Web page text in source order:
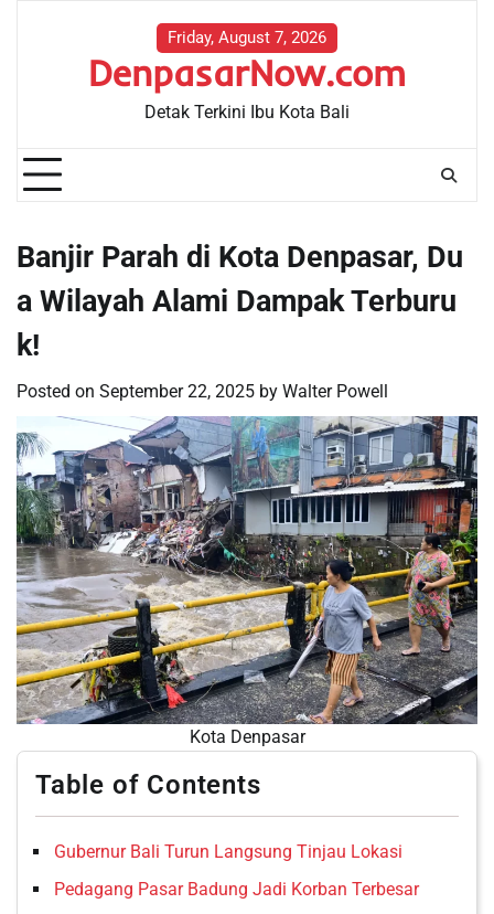
Friday, August 7, 2026
DenpasarNow.com
Detak Terkini Ibu Kota Bali
Banjir Parah di Kota Denpasar, Du
a Wilayah Alami Dampak Terburu
k!
Posted on September 22, 2025 by Walter Powell
Kota Denpasar
Table of Contents
Gubernur Bali Turun Langsung Tinjau Lokasi
Pedagang Pasar Badung Jadi Korban Terbesar